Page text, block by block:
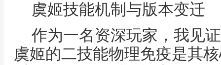
虞姬技能机制与版本变迁
作为一名资深玩家，我见
虞姬的二技能物理免疫是其